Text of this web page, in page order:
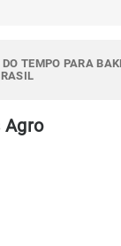
TEMPO PARA
Agro